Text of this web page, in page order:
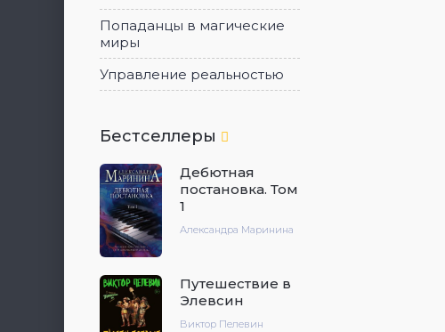
Попаданцы в магические
миры
Управление реальностью
Бестселлеры
Дебютная
постановка. Том
1
Александра Маринина
Путешествие в
Элевсин
Виктор Пелевин